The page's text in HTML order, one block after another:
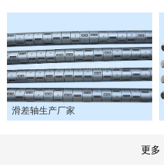
滑差轴生产厂家
更多